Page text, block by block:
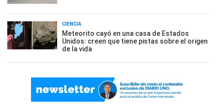
CIENCIA
Meteorito cayó en una casa de Estados
Unidos: creen que tiene pistas sobre el origen
de la vida